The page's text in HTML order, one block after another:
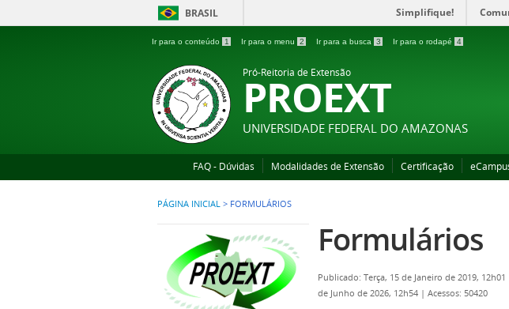
BRASIL Simplifique!
Ir para o conteúdo 1 Ir para o menu 2 Ir para a busca 3 Ir para o rodapé 4
Pró-Reitoria de Extensão
PROEXT
UNIVERSIDADE FEDERAL DO AMAZONAS
FAQ - Dúvidas Modalidades de Extensão Certificação
PÁGINA INICIAL > FORMULÁRIOS
Formulários
Publicado: Terça, 15 de Janeiro de 2019, 12h01
de Junho de 2026, 12h54 | Acessos: 50420